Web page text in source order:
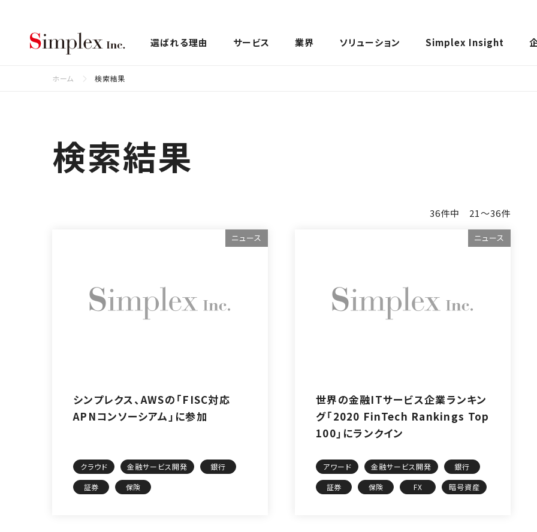
シンプレクス株式会社
選ばれる理由 サービス 業界 ソリューション Simplex Insight
ホーム 検索結果
検索結果
36件中 21〜36件
ニュース
シンプレクス、AWSの「FISC対応
APNコンソーシアム」に参加
クラウド 金融サービス開発
銀行
証券
保険
ニュース
世界の金融ITサービス企業ランキン
グ「2020 FinTech Rankings Top
100」にランクイン
アワード 金融サービス開発
銀行
証券
保険 FX 暗号資産